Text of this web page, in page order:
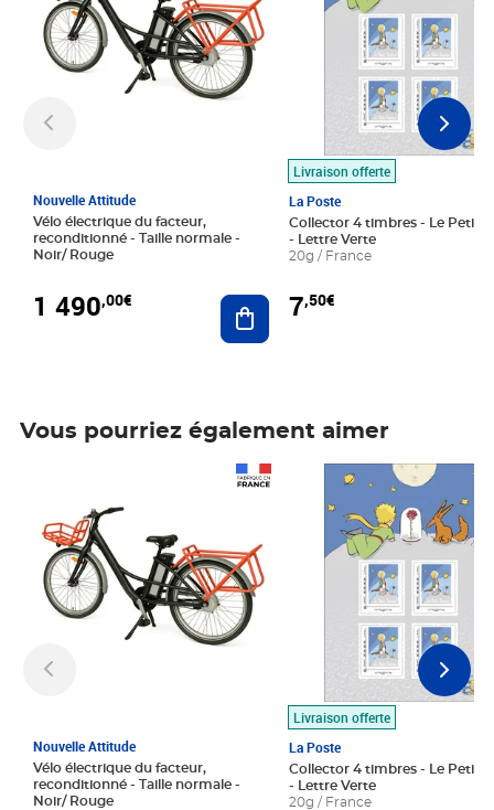
Nouvelle Attitude
Vélo électrique du facteur,
reconditionné - Taille normale -
Noir/ Rouge
1 490,00€ Ajouter au panier
Livraison offerte
La Poste
Collector 4 timbres - Le Petit
- Lettre Verte
20g / France
7,50€
Vous pourriez également aimer
Nouvelle Attitude
Vélo électrique du facteur,
reconditionné - Taille normale -
Noir/ Rouge
Livraison offerte
La Poste
Collector 4 timbres - Le Petit
- Lettre Verte
20g / France
Prix 7,50€